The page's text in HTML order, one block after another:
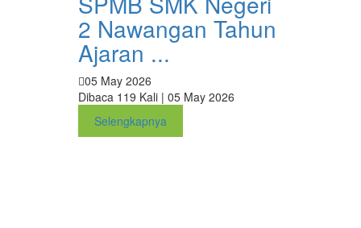
2 Nawangan Tahun
Ajaran ...
05 May 2026
Dibaca 119 Kali | 05 May 2026
Selengkapnya